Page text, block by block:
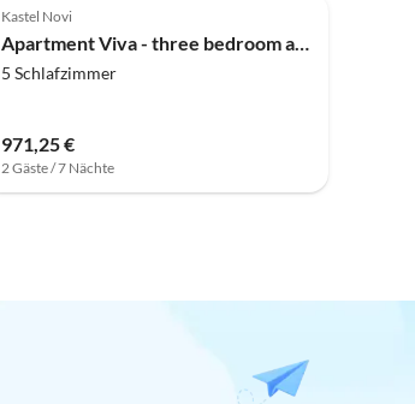
Kastel Novi
Apartment Viva - three bedroom apartment
5 Schlafzimmer
971,25 €
2 Gäste / 7 Nächte